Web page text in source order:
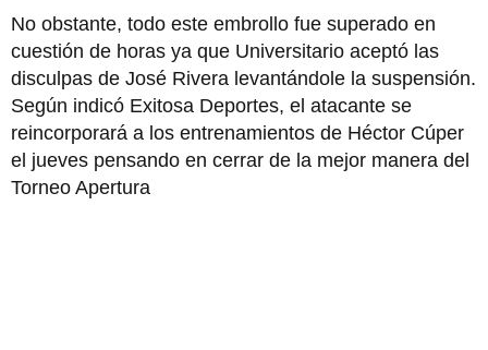
No obstante, todo este embrollo fue superado en
cuestión de horas ya que Universitario aceptó las
disculpas de José Rivera levantándole la suspensión.
Según indicó Exitosa Deportes, el atacante se
reincorporará a los entrenamientos de Héctor Cúper
el jueves pensando en cerrar de la mejor manera del
Torneo Apertura